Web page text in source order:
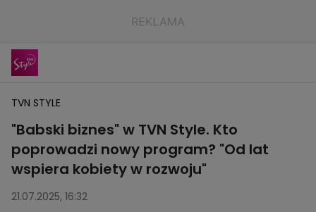
TVN STYLE
"Babski biznes" w TVN Style. Kto
poprowadzi nowy program? "Od lat
wspiera kobiety w rozwoju"
21.07.2025, 16:32